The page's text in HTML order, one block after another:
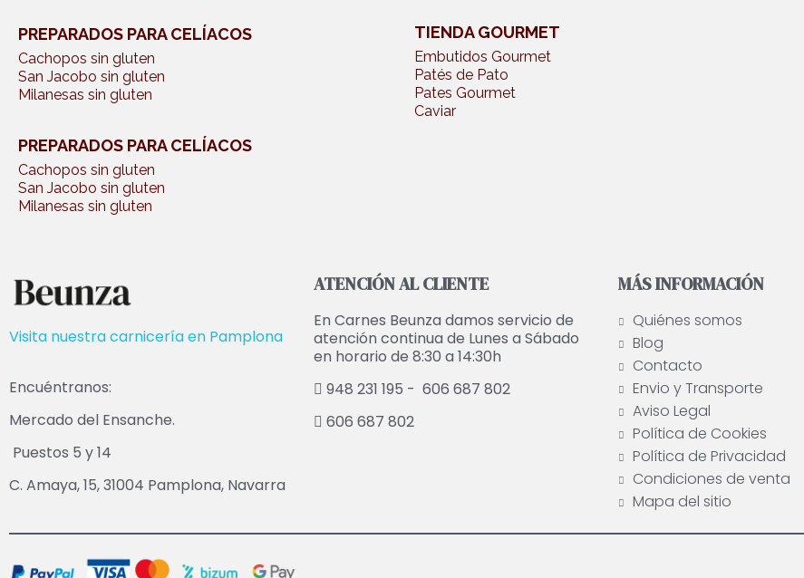
PREPARADOS PARA CELÍACOS
Cachopos sin gluten
San Jacobo sin gluten
Milanesas sin gluten
PREPARADOS PARA CELÍACOS
Cachopos sin gluten
San Jacobo sin gluten
Milanesas sin gluten
TIENDA GOURMET
Embutidos Gourmet
Patés de Pato
Pates Gourmet
Caviar
Visita nuestra carnicería en Pamplona
Encuéntranos:
Mercado del Ensanche.
Puestos 5 y 14
C. Amaya, 15, 31004 Pamplona, Navarra
ATENCIÓN AL CLIENTE
En Carnes Beunza damos servicio de
atención continua de Lunes a Sábado
en horario de 8:30 a 14:30h
948 231 195 - 606 687 802
606 687 802
MÁS INFORMACIÓN
Quiénes somos
Blog
Contacto
Envio y Transporte
Aviso Legal
Política de Cookies
Política de Privacidad
Condiciones de venta
Mapa del sitio